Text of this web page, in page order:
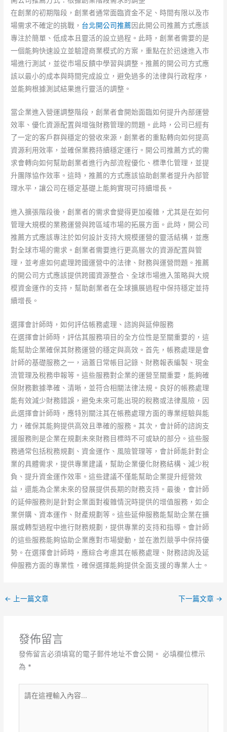
在創業的初期階段，創業者通常面臨資金不足、時間有限以及市
場需求不確定的挑戰， 台北開公司推薦因此開公司推薦方式應該
專注於簡單、低成本且靈活的設立過程。此時，創業者需要的是
一個能夠快速設立並驗證商業模式的方案，重點在於迅速進入市
場進行測試，並從市場反饋中學習與調整。推薦的開公司方式應
該以最小的成本與時間完成設立，避免過多的法律與行政程序，
並能夠根據測試結果進行靈活的調整。
當企業進入營運調整階段，創業者會開始面臨如何提升內部運營
效率、優化資源配置與增強財務管理的問題。此時，公司已經有
了一定的客戶群與穩定的營收來源，創業者的重點轉向如何提高
資源利用效率，並確保業務持續穩定運行。開公司推薦方式的需
求會轉向如何幫助創業者進行內部流程優化、標準化管理，並提
升團隊協作效率。這時，推薦的方式應該協助創業者提升內部管
理水平，讓公司在穩定基礎上能夠實現可持續增長。
進入擴張階段後，創業者的需求會變得更加複雜，尤其是在如何
管理大規模的業務運營與跨區域市場的拓展方面。此時，開公司
推薦方式應該專注於如何設計支持大規模運營的靈活結構，並應
對全球市場的需求。創業者需要進行更高層次的資源配置與管
理，並考慮如何處理跨國運營中的法律、財務與運營問題。推薦
的開公司方式應該提供跨國資源整合、全球市場進入策略與大規
模資金運作的支持，幫助創業者在全球擴展過程中保持穩定並持
續增長。
選擇會計師時，如何評估帳務處理、諮詢與延伸服務
在選擇會計師時，評估其服務項目的全方位性是至關重要的，這
能幫助企業確保其財務運營的穩定與高效。首先，帳務處理是會
計師的基礎服務之一，涵蓋日常帳目記錄、財務報表編製、現金
流管理及稅務申報等。這些服務對企業的運營至關重要，能夠確
保財務數據準確、清晰，並符合相關法律法規。良好的帳務處理
能有效減少財務錯誤，避免未來可能出現的稅務或法律風險，因
此選擇會計師時，應特別關注其在帳務處理方面的專業經驗與能
力，確保其能夠提供高效且準確的服務。其次，會計師的諮詢支
援服務則是企業在規劃未來財務目標時不可或缺的部分。這些服
務通常包括稅務規劃、資金運作、風險管理等，會計師能針對企
業的具體需求，提供專業建議，幫助企業優化財務結構、減少稅
負、提升資金運作效率。這些建議不僅能幫助企業提升經營效
益，還能為企業未來的發展提供長期的財務支持。最後，會計師
的延伸服務則是針對企業面對複雜情況時提供的增值服務，如企
業併購、資本運作、財產規劃等。這些延伸服務能幫助企業在擴
展或轉型過程中進行財務規劃，提供專業的支持和指導。會計師
的這些服務能夠協助企業應對市場變動，並在激烈競爭中保持優
勢。在選擇會計師時，應綜合考慮其在帳務處理、財務諮詢及延
伸服務方面的專業性，確保選擇能夠提供全面支援的專業人士。
← 上一篇文章 下一篇文章 →
發佈留言
發佈留言必須填寫的電子郵件地址不會公開。 必填欄位標示
為 *
在